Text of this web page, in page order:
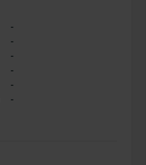
-
-
-
-
-
-